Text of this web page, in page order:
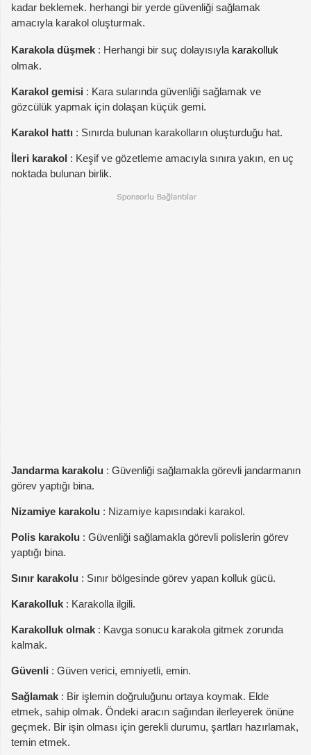
kadar beklemek. herhangi bir yerde güvenliği sağlamak
amacıyla karakol oluşturmak.
Karakola düşmek : Herhangi bir suç dolayısıyla karakolluk
olmak.
Karakol gemisi : Kara sularında güvenliği sağlamak ve
gözcülük yapmak için dolaşan küçük gemi.
Karakol hattı : Sınırda bulunan karakolların oluşturduğu hat.
İleri karakol : Keşif ve gözetleme amacıyla sınıra yakın, en uç
noktada bulunan birlik.
Jandarma karakolu : Güvenliği sağlamakla görevli jandarmanın
görev yaptığı bina.
Nizamiye karakolu : Nizamiye kapısındaki karakol.
Polis karakolu : Güvenliği sağlamakla görevli polislerin görev
yaptığı bina.
Sınır karakolu : Sınır bölgesinde görev yapan kolluk gücü.
Karakolluk : Karakolla ilgili.
Karakolluk olmak : Kavga sonucu karakola gitmek zorunda
kalmak.
Güvenli : Güven verici, emniyetli, emin.
Sağlamak : Bir işlemin doğruluğunu ortaya koymak. Elde
etmek, sahip olmak. Öndeki aracın sağından ilerleyerek önüne
geçmek. Bir işin olması için gerekli durumu, şartları hazırlamak,
temin etmek.